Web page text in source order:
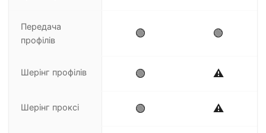
Передача
профілів
🟢 🟢
Шерінг профілів 🟢 ⚠️
Шерінг проксі 🟢 ⚠️